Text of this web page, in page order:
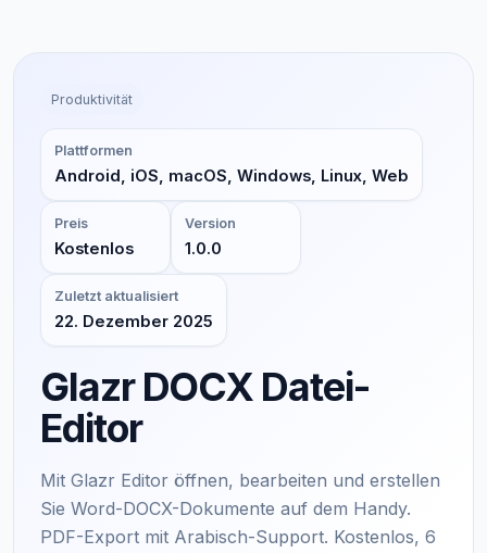
Produktivität
Plattformen
Android, iOS, macOS, Windows, Linux, Web
Preis
Kostenlos
Version
1.0.0
Zuletzt aktualisiert
22. Dezember 2025
Glazr DOCX Datei-
Editor
Mit Glazr Editor öffnen, bearbeiten und erstellen
Sie Word-DOCX-Dokumente auf dem Handy.
PDF-Export mit Arabisch-Support. Kostenlos, 6